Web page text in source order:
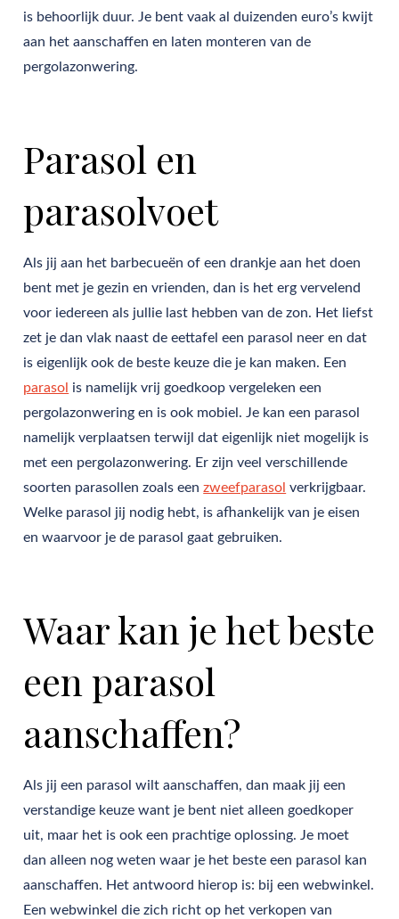
is behoorlijk duur. Je bent vaak al duizenden euro’s kwijt
aan het aanschaffen en laten monteren van de
pergolazonwering.
Parasol en
parasolvoet
Als jij aan het barbecueën of een drankje aan het doen
bent met je gezin en vrienden, dan is het erg vervelend
voor iedereen als jullie last hebben van de zon. Het liefst
zet je dan vlak naast de eettafel een parasol neer en dat
is eigenlijk ook de beste keuze die je kan maken. Een
parasol is namelijk vrij goedkoop vergeleken een
pergolazonwering en is ook mobiel. Je kan een parasol
namelijk verplaatsen terwijl dat eigenlijk niet mogelijk is
met een pergolazonwering. Er zijn veel verschillende
soorten parasollen zoals eenzweefparasol verkrijgbaar.
Welke parasol jij nodig hebt, is afhankelijk van je eisen
en waarvoor je de parasol gaat gebruiken.
Waar kan je het beste
een parasol
aanschaffen?
Als jij een parasol wilt aanschaffen, dan maak jij een
verstandige keuze want je bent niet alleen goedkoper
uit, maar het is ook een prachtige oplossing. Je moet
dan alleen nog weten waar je het beste een parasol kan
aanschaffen. Het antwoord hierop is: bij een webwinkel.
Een webwinkel die zich richt op het verkopen van